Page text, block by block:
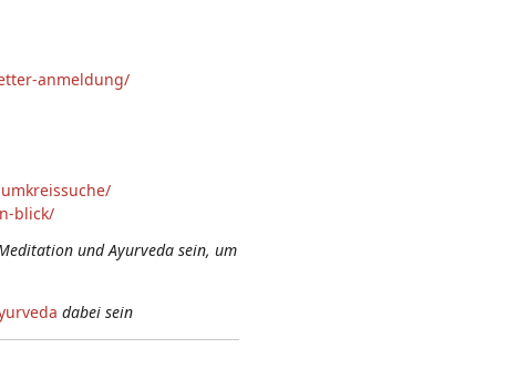
anmeldung/
blick/
und Ayurveda sein, um
dabei sein